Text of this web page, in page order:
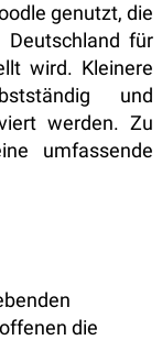
genutzt, die
Deutschland für
wird. Kleinere
und
werden. Zu
umfassende
die